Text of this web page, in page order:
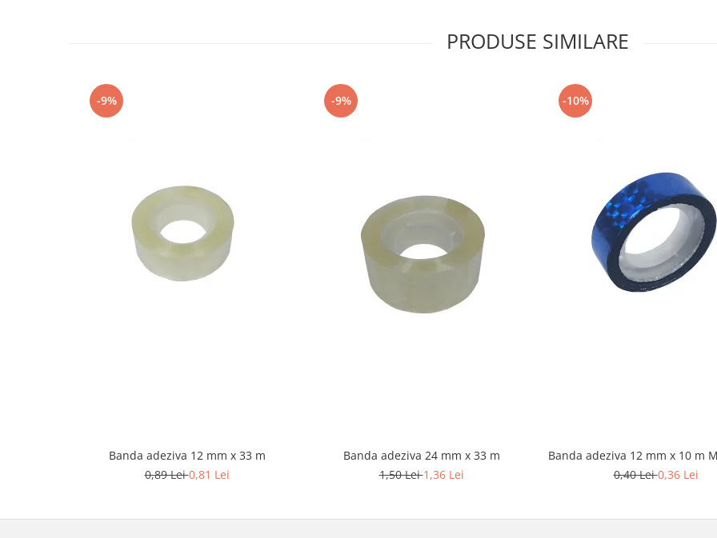
PRODUSE SIMILARE
-9%
Banda adeziva 12 mm x 33 m
0,89 Lei0,81 Lei
-9%
Banda adeziva 24 mm x 33 m
1,50 Lei1,36 Lei
-10%
Banda adeziva 12 mm x 10 m
0,40 Lei0,36 Lei